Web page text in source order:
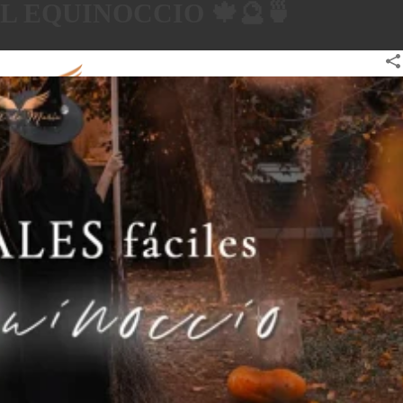
EQUINOCCIO 🍁🔮🍵